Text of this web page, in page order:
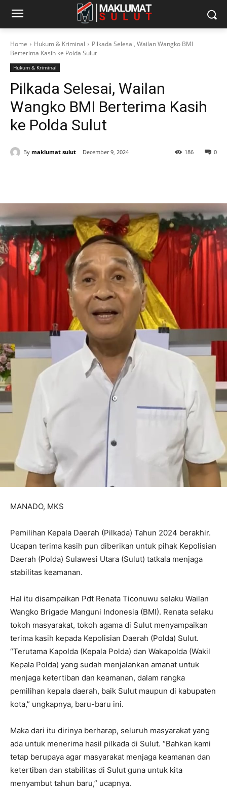
Home Hukum & Kriminal
Pilkada Selesai, Wailan Wangko BMI
Berterima Kasih ke Polda Sulut
Hukum & Kriminal
Pilkada Selesai, Wailan
Wangko BMI Berterima Kasih
ke Polda Sulut
By maklumat sulut December 9, 2024 0
186
MANADO, MKS
Pemilihan Kepala Daerah (Pilkada) Tahun 2024 berakhir.
Ucapan terima kasih pun diberikan untuk pihak Kepolisian
Daerah (Polda) Sulawesi Utara (Sulut) tatkala menjaga
stabilitas keamanan.
Hal itu disampaikan Pdt Renata Ticonuwu selaku Wailan
Wangko Brigade Manguni Indonesia (BMI). Renata selaku
tokoh masyarakat, tokoh agama di Sulut menyampaikan
terima kasih kepada Kepolisian Daerah (Polda) Sulut.
“Terutama Kapolda (Kepala Polda) dan Wakapolda (Wakil
Kepala Polda) yang sudah menjalankan amanat untuk
menjaga ketertiban dan keamanan, dalam rangka
pemilihan kepala daerah, baik Sulut maupun di kabupaten
kota,” ungkapnya, baru-baru ini.
Maka dari itu dirinya berharap, seluruh masyarakat yang
ada untuk menerima hasil pilkada di Sulut. “Bahkan kami
tetap berupaya agar masyarakat menjaga keamanan dan
ketertiban dan stabilitas di Sulut guna untuk kita
menyambut tahun baru,” ucapnya.